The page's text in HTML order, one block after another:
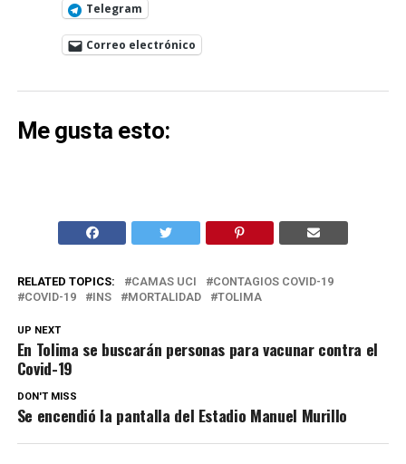
Telegram
Correo electrónico
Me gusta esto:
RELATED TOPICS: CAMAS UCI
CONTAGIOS COVID-19
COVID-19
INS MORTALIDAD TOLIMA
UP NEXT
En Tolima se buscarán personas para vacunar contra el
Covid-19
DON'T MISS
Se encendió la pantalla del Estadio Manuel Murillo